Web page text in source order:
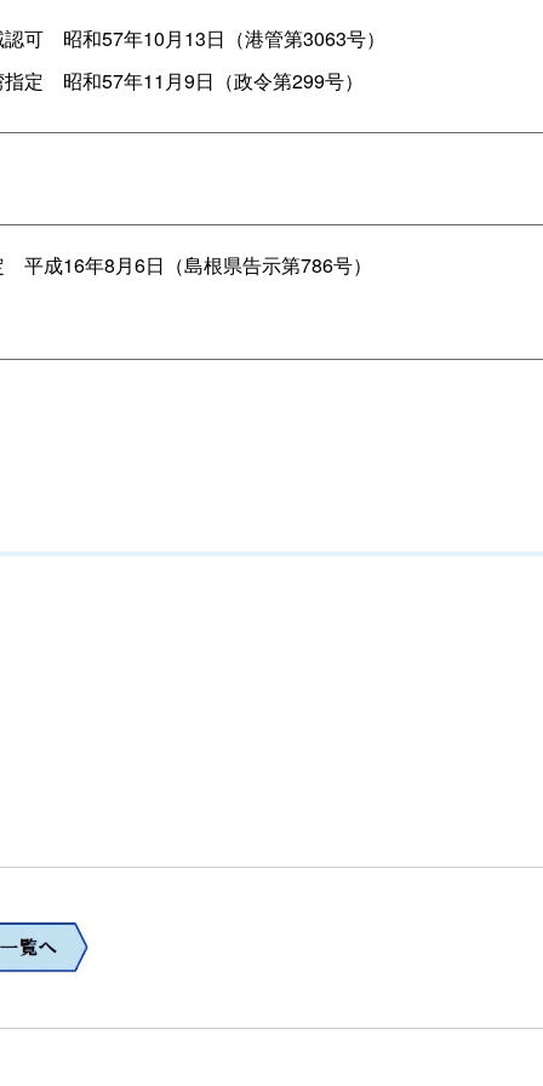
認可 昭和57年10月13日（港管第3063号）
指定 昭和57年11月9日（政令第299号）
平成16年8月6日（島根県告示第786号）